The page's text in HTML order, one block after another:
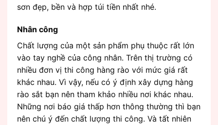
sơn đẹp, bền và hợp túi tiền nhất nhé.
Nhân công
Chất lượng của một sản phẩm phụ thuộc rất lớn
vào tay nghề của công nhân. Trên thị trường có
nhiều đơn vị thi công hàng rào với mức giá rất
khác nhau. Vì vậy, nếu có ý định xây dựng hàng
rào sắt bạn nên tham khảo nhiều nơi khác nhau.
Những nơi báo giá thấp hơn thông thường thì bạn
nên chú ý đến chất lượng thi công. Và tất nhiên